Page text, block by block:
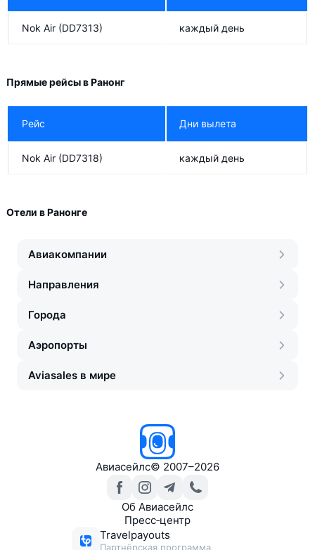
Nok Air (DD7313) каждый день
Прямые рейсы в Ранонг
Рейс Дни вылета
Nok Air (DD7318) каждый день
Отели в Ранонге
Авиакомпании
Направления
Города
Аэропорты
Aviasales в мире
Авиасейлс© 2007–2026
Об Авиасейлс
Пресс‑центр
Travelpayouts
Партнёрская программа